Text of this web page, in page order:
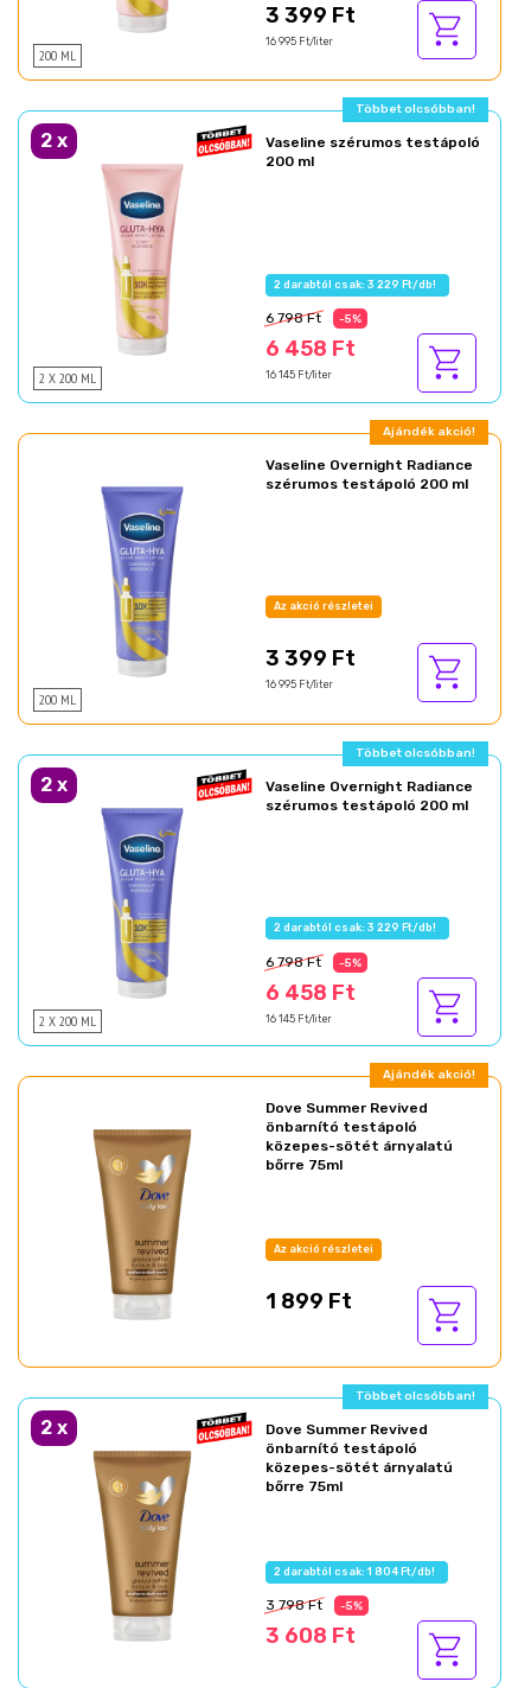
200 ML
3 399 Ft
16 995 Ft/liter
Többet olcsóbban!
2 x
2 X 200 ML
Vaseline szérumos testápoló
200 ml
2 darabtól csak: 3 229 Ft/db!
6 798 Ft -5%
6 458 Ft
16 145 Ft/liter
Ajándék akció!
200 ML
Vaseline Overnight Radiance
szérumos testápoló 200 ml
Az akció részletei
3 399 Ft
16 995 Ft/liter
Többet olcsóbban!
2 x
2 X 200 ML
Vaseline Overnight Radiance
szérumos testápoló 200 ml
2 darabtól csak: 3 229 Ft/db!
6 798 Ft -5%
6 458 Ft
16 145 Ft/liter
Ajándék akció!
Dove Summer Revived
önbarnító testápoló
közepes-sötét árnyalatú
bőrre 75ml
Az akció részletei
1 899 Ft
Többet olcsóbban!
2 x
Dove Summer Revived
önbarnító testápoló
közepes-sötét árnyalatú
bőrre 75ml
2 darabtól csak: 1 804 Ft/db!
3 798 Ft -5%
3 608 Ft